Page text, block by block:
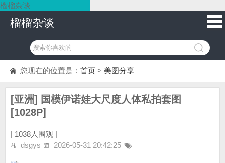
榴榴杂谈
榴榴杂谈
您现在的位置是： 首页 > 美图分享
[亚洲] 国模伊诺娃大尺度人体私拍套图
[1028P]
| 1038人围观 |
dsgys
2026-05-31 20:42:25